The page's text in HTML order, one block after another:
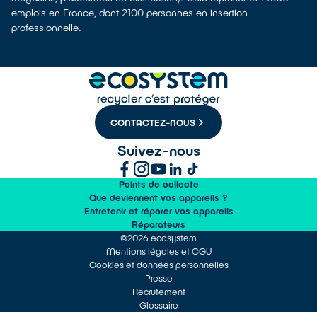
emplois en France, dont 2100 personnes en insertion
professionnelle.
CONTACTEZ-NOUS
Suivez-nous
Points de collecte
Que deviennent vos appareils ?
Entretenir et réparer vos appareils
Réparateurs
©2026 ecosystem
Mentions légales et CGU
Cookies et données personnelles
Presse
Recrutement
Glossaire